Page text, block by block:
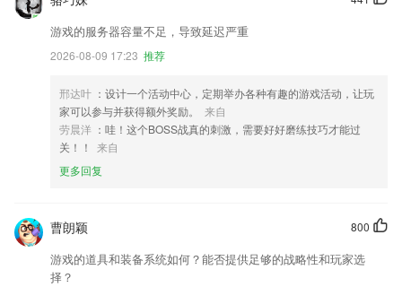
游戏的服务器容量不足，导致延迟严重
2026-08-09 17:23 推荐
邢达叶 ：设计一个活动中心，定期举办各种有趣的游戏活动，让玩
家可以参与并获得额外奖励。
来自
劳晨洋 ：哇！这个BOSS战真的刺激，需要好好磨练技巧才能过
关！！
来自
更多回复
800
曹朗颖
游戏的道具和装备系统如何？能否提供足够的战略性和玩家选
择？